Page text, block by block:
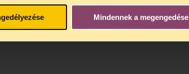
Mindennek a megengedése